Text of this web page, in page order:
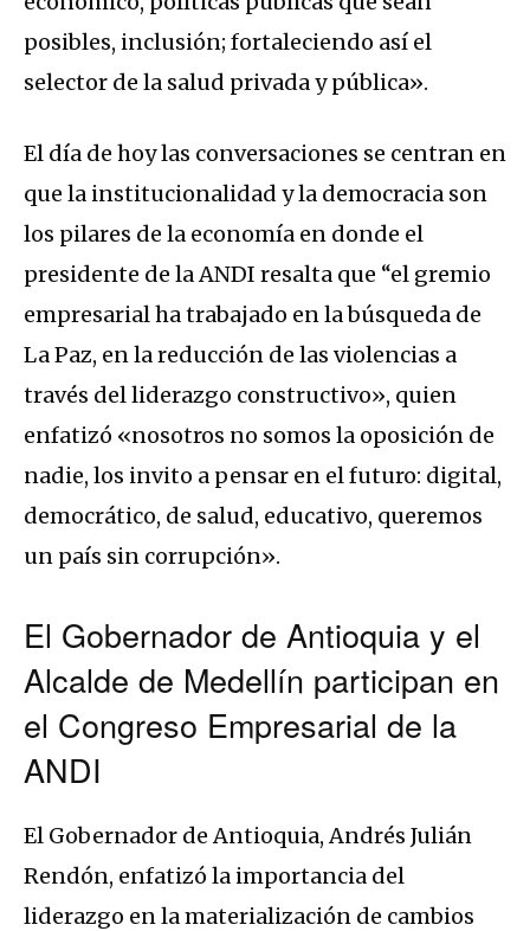
posibles, inclusión; fortaleciendo así el
selector de la salud privada y pública».
El día de hoy las conversaciones se centran en
que la institucionalidad y la democracia son
los pilares de la economía en donde el
presidente de la ANDI resalta que “el gremio
empresarial ha trabajado en la búsqueda de
La Paz, en la reducción de las violencias a
través del liderazgo constructivo», quien
enfatizó «nosotros no somos la oposición de
nadie, los invito a pensar en el futuro: digital,
democrático, de salud, educativo, queremos
un país sin corrupción».
El Gobernador de Antioquia y el
Alcalde de Medellín participan en
el Congreso Empresarial de la
ANDI
El Gobernador de Antioquia, Andrés Julián
Rendón, enfatizó la importancia del
liderazgo en la materialización de cambios